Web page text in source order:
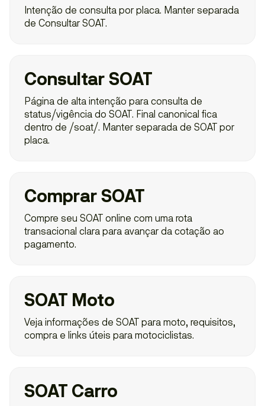
Intenção de consulta por placa. Manter separada
de Consultar SOAT.
Consultar SOAT
Página de alta intenção para consulta de
status/vigência do SOAT. Final canonical fica
dentro de /soat/. Manter separada de SOAT por
placa.
Comprar SOAT
Compre seu SOAT online com uma rota
transacional clara para avançar da cotação ao
pagamento.
SOAT Moto
Veja informações de SOAT para moto, requisitos,
compra e links úteis para motociclistas.
SOAT Carro